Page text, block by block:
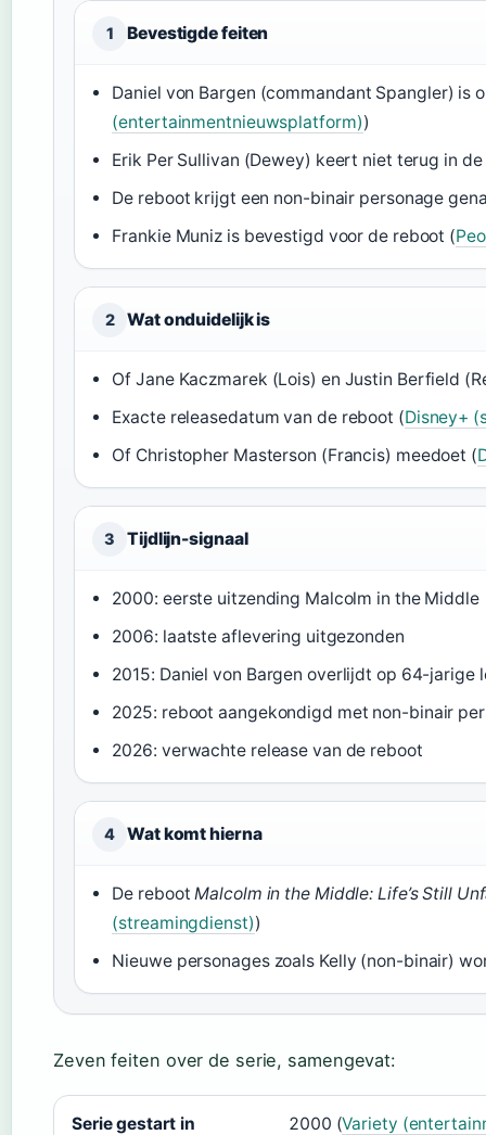
1 Bevestigde feiten
Daniel von Bargen (commandant Spangler) is
(entertainmentnieuwsplatform))
Erik Per Sullivan (Dewey) keert niet terug in
De reboot krijgt een non-binair personage
Frankie Muniz is bevestigd voor de reboot (
2 Wat onduidelijk is
Of Jane Kaczmarek (Lois) en Justin Berfield
Exacte releasedatum van de reboot (Disney+
Of Christopher Masterson (Francis) meedoet (
3 Tijdlijn-signaal
2000: eerste uitzending Malcolm in the Middle
2006: laatste aflevering uitgezonden
2015: Daniel von Bargen overlijdt op 64-jarige
2025: reboot aangekondigd met non-binair
2026: verwachte release van de reboot
4 Wat komt hierna
De rebootMalcolm in the Middle: Life’s Still
(streamingdienst))
Nieuwe personages zoals Kelly (non-binair)
Zeven feiten over de serie, samengevat:
Serie gestart in 2000 (Variety